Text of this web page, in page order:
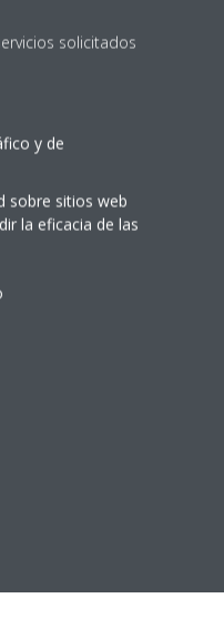
solicitados
y de
sobre sitios web
la eficacia de las